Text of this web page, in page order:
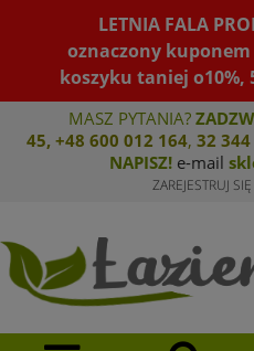
LETNIA FALA
oznaczony kuponem
koszyku taniej o10%,
MASZ PYTANIA?
45, +48 600 012 164, 32
NAPISZ! e-mail
ZAREJESTRUJ SIĘ